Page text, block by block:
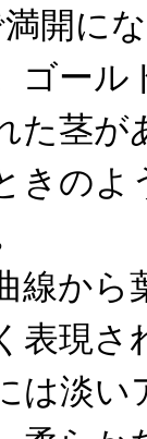
開に
ゴール
た茎
きのよ
線から
表現さ
は淡